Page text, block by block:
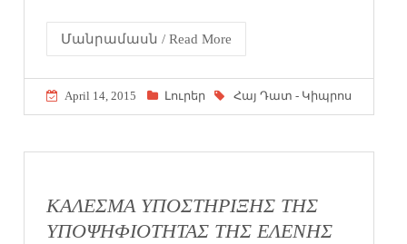
Մանրամասն / Read More
April 14, 2015 Լուրեր Հայ Դատ - Կիպրոս
ΚΑΛΕΣΜΑ ΥΠΟΣΤΗΡΙΞΗΣ ΤΗΣ
ΥΠΟΨΗΦΙΟΤΗΤΑΣ ΤΗΣ ΕΛΕΝΗΣ